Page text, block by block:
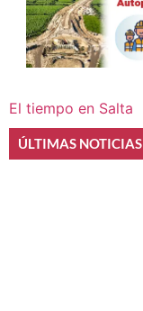
El tiempo en Salta
ÚLTIMAS NOTICIAS